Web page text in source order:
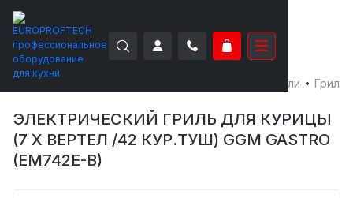
EUROPROFTECH Грили Грили
ЭЛЕКТРИЧЕСКИЙ ГРИЛЬ ДЛЯ КУРИЦЫ
(7 Х ВЕРТЕЛ /42 КУР.ТУШ) GGM GASTRO
(EM742E-B)